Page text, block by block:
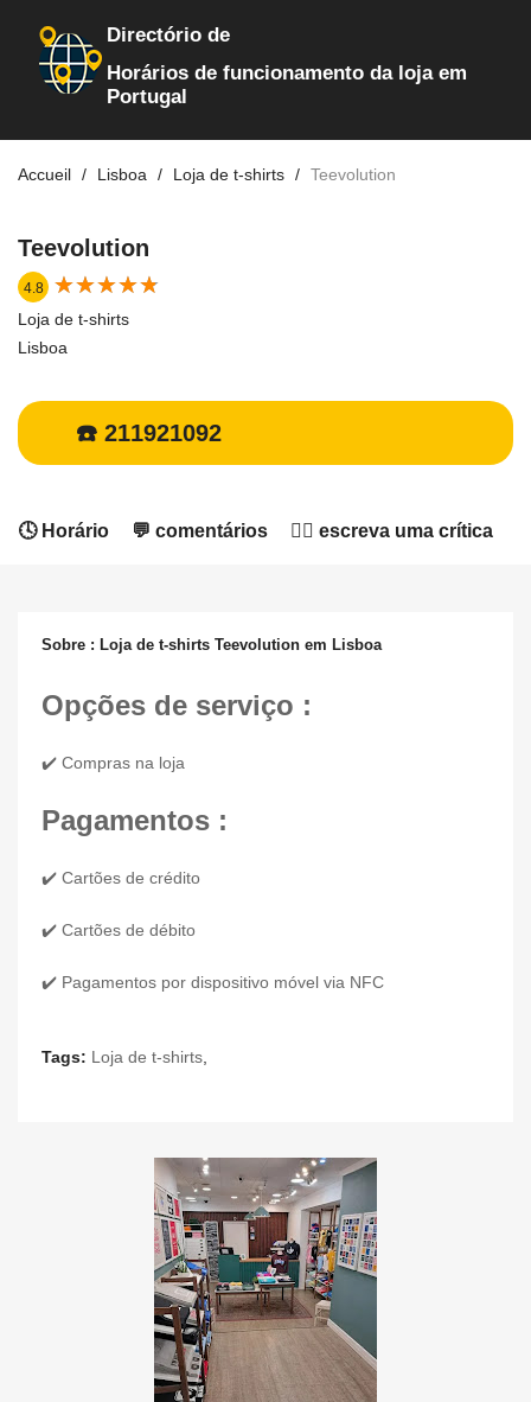
Directório de
Horários de funcionamento da loja em
Portugal
Accueil Lisboa Loja de t-shirts Teevolution
Teevolution
4.8 ★★★★★
★★★★★
Loja de t-shirts
Lisboa
☎️ 211921092
🕓 Horário 💬 comentários ✍🏻 escreva uma crítica
Sobre : Loja de t-shirts Teevolution em Lisboa
Opções de serviço :
✔️ Compras na loja
Pagamentos :
✔️ Cartões de crédito
✔️ Cartões de débito
✔️ Pagamentos por dispositivo móvel via NFC
Tags: Loja de t-shirts